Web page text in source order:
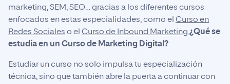
marketing, SEM, SEO… gracias a los diferentes cursos
enfocados en estas especialidades, como el Curso en
Redes Sociales o el Curso de Inbound Marketing.¿Qué se
estudia en un Curso de Marketing Digital?
Estudiar un curso no solo impulsa tu especialización
técnica, sino que también abre la puerta a continuar con